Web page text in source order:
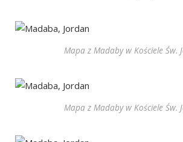
Mapa z Madaby w Kościele Św.
Mapa z Madaby w Kościele Św.